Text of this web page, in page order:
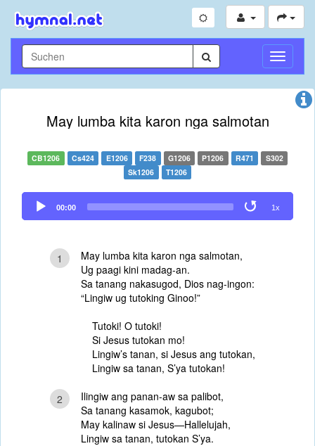
May lumba kita karon nga salmotan
CB1206 Cs424 E1206 F238 G1206 P1206 R471
S302
Sk1206
T1206
Audio
Player
00:00 1x
1
May lumba kita karon nga salmotan,
Ug paagi kini madag-an.
Sa tanang nakasugod, Dios nag-ingon:
“Lingiw ug tutoking Ginoo!”
Tutoki! O tutoki!
Si Jesus tutokan mo!
Lingiw’s tanan, si Jesus ang tutokan,
Lingiw sa tanan, S’ya tutokan!
2
Ilingiw ang panan-aw sa palibot,
Sa tanang kasamok, kagubot;
May kalinaw si Jesus—Hallelujah,
Lingiw sa tanan, tutokan S’ya.